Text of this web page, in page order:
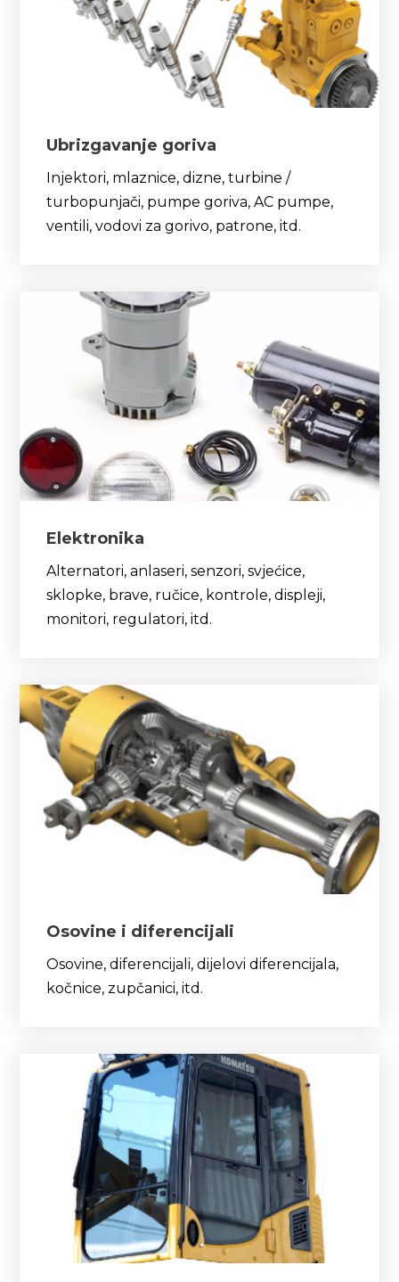
Ubrizgavanje goriva
Injektori, mlaznice, dizne, turbine /
turbopunjači, pumpe goriva, AC pumpe,
ventili, vodovi za gorivo, patrone, itd.
Elektronika
Alternatori, anlaseri, senzori, svjećice,
sklopke, brave, ručice, kontrole, displeji,
monitori, regulatori, itd.
Osovine i diferencijali
Osovine, diferencijali, dijelovi diferencijala,
kočnice, zupčanici, itd.